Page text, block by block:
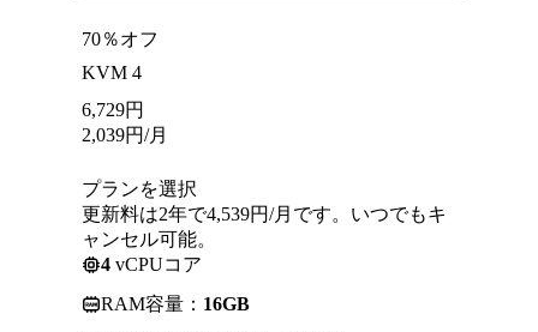
70％オフ
KVM 4
6,729円
2,039円/月
プランを選択
更新料は2年で4,539円/月です。いつでもキ
ャンセル可能。
4 vCPUコア
RAM容量： 16GB